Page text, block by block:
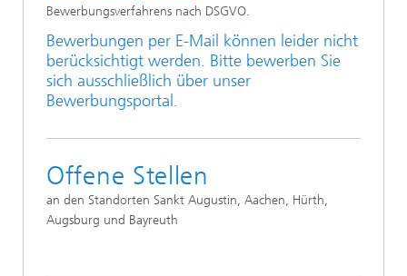
Bewerbungsverfahrens nach DSGVO.
Bewerbungen per E-Mail können leider nicht
berücksichtigt werden. Bitte bewerben Sie
sich ausschließlich über unser
Bewerbungsportal.
Offene Stellen
an den Standorten Sankt Augustin, Aachen, Hürth,
Augsburg und Bayreuth